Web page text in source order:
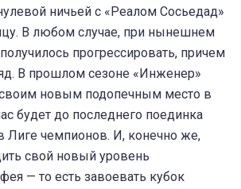
ничьей с «Реалом Сосьедад»
В любом случае, при нынешнем
прогрессировать, причем
В прошлом сезоне «Инженер»
своим новым подопечным место в
будет до последнего поединка
Лиге чемпионов. И, конечно же,
свой новый уровень
— то есть завоевать кубок